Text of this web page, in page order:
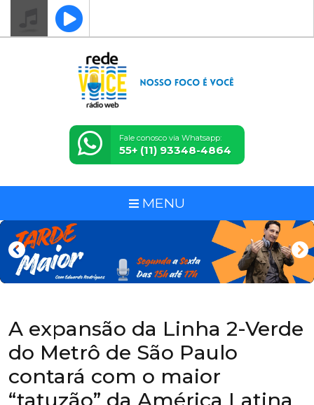
Fale conosco via Whatsapp:
55+ (11) 93348-4864
MENU
A expansão da Linha 2-Verde
do Metrô de São Paulo
contará com o maior
“tatuzão” da América Latina